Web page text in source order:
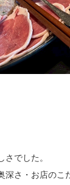
でした。
深さ・お店のこ